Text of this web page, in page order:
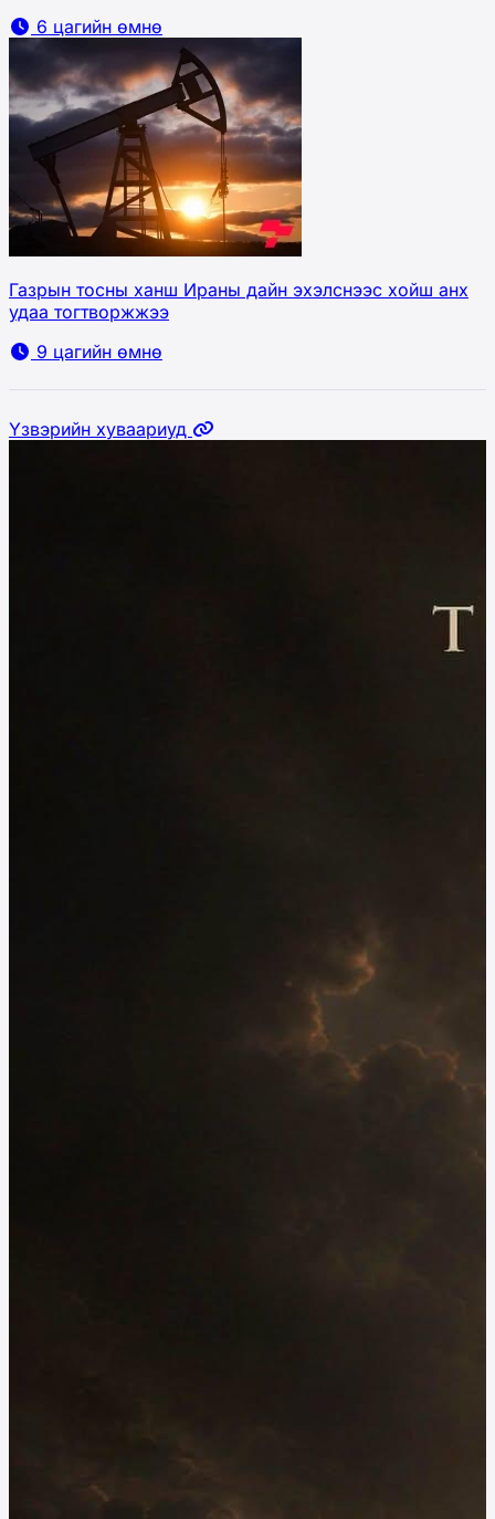
6 цагийн өмнө
Газрын тосны ханш Ираны дайн эхэлснээс хойш анх
удаа тогтворжжээ
9 цагийн өмнө
Үзвэрийн хуваариуд